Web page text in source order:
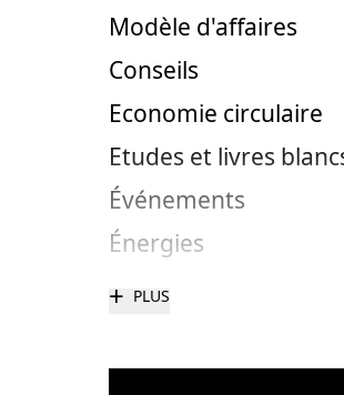
Modèle d'affaires
Conseils
Economie circulaire
Etudes et livres
Événements
Énergies
+ PLUS